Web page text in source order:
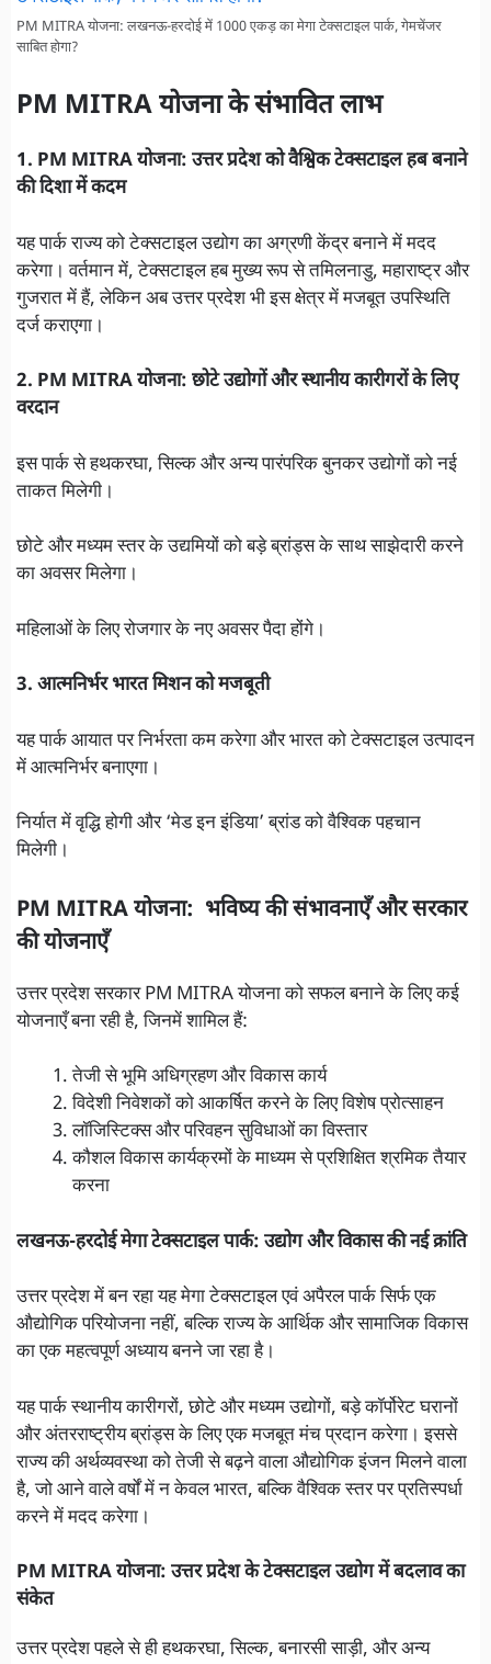
PM MITRA योजना: लखनऊ-हरदोई में 1000 एकड़ का मेगा टेक्सटाइल पार्क, गेमचेंजर
साबित होगा?
PM MITRA योजना के संभावित लाभ
1. PM MITRA योजना: उत्तर प्रदेश को वैश्विक टेक्सटाइल हब बनाने
की दिशा में कदम
यह पार्क राज्य को टेक्सटाइल उद्योग का अग्रणी केंद्र बनाने में मदद
करेगा। वर्तमान में, टेक्सटाइल हब मुख्य रूप से तमिलनाडु, महाराष्ट्र और
गुजरात में हैं, लेकिन अब उत्तर प्रदेश भी इस क्षेत्र में मजबूत उपस्थिति
दर्ज कराएगा।
2. PM MITRA योजना: छोटे उद्योगों और स्थानीय कारीगरों के लिए
वरदान
इस पार्क से हथकरघा, सिल्क और अन्य पारंपरिक बुनकर उद्योगों को नई
ताकत मिलेगी।
छोटे और मध्यम स्तर के उद्यमियों को बड़े ब्रांड्स के साथ साझेदारी करने
का अवसर मिलेगा।
महिलाओं के लिए रोजगार के नए अवसर पैदा होंगे।
3. आत्मनिर्भर भारत मिशन को मजबूती
यह पार्क आयात पर निर्भरता कम करेगा और भारत को टेक्सटाइल उत्पादन
में आत्मनिर्भर बनाएगा।
निर्यात में वृद्धि होगी और ‘मेड इन इंडिया’ ब्रांड को वैश्विक पहचान
मिलेगी।
PM MITRA योजना: भविष्य की संभावनाएँ और सरकार
की योजनाएँ
उत्तर प्रदेश सरकार PM MITRA योजना को सफल बनाने के लिए कई
योजनाएँ बना रही है, जिनमें शामिल हैं:
तेजी से भूमि अधिग्रहण और विकास कार्य
विदेशी निवेशकों को आकर्षित करने के लिए विशेष प्रोत्साहन
लॉजिस्टिक्स और परिवहन सुविधाओं का विस्तार
कौशल विकास कार्यक्रमों के माध्यम से प्रशिक्षित श्रमिक तैयार
करना
लखनऊ-हरदोई मेगा टेक्सटाइल पार्क: उद्योग और विकास की नई क्रांति
उत्तर प्रदेश में बन रहा यह मेगा टेक्सटाइल एवं अपैरल पार्क सिर्फ एक
औद्योगिक परियोजना नहीं, बल्कि राज्य के आर्थिक और सामाजिक विकास
का एक महत्वपूर्ण अध्याय बनने जा रहा है।
यह पार्क स्थानीय कारीगरों, छोटे और मध्यम उद्योगों, बड़े कॉर्पोरेट घरानों
और अंतरराष्ट्रीय ब्रांड्स के लिए एक मजबूत मंच प्रदान करेगा। इससे
राज्य की अर्थव्यवस्था को तेजी से बढ़ने वाला औद्योगिक इंजन मिलने वाला
है, जो आने वाले वर्षों में न केवल भारत, बल्कि वैश्विक स्तर पर प्रतिस्पर्धा
करने में मदद करेगा।
PM MITRA योजना: उत्तर प्रदेश के टेक्सटाइल उद्योग में बदलाव का
संकेत
उत्तर प्रदेश पहले से ही हथकरघा, सिल्क, बनारसी साड़ी, और अन्य